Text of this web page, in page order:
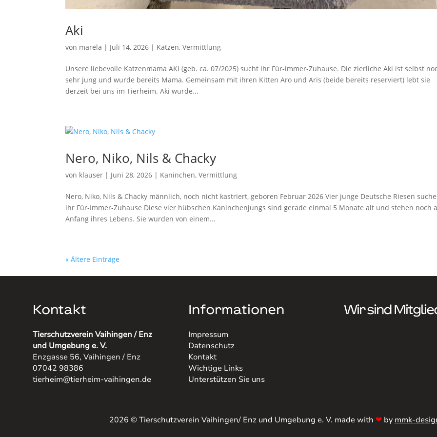
Aki
von marela | Juli 14, 2026 | Katzen,Vermittlung
Unsere liebevolle Katzenmama AKI (geb. ca. 07/2025) sucht ihr Für-immer-Zuhause. Die zierliche Aki ist selbst
sehr jung und wurde bereits Mama. Gemeinsam mit ihren Kitten Aro und Aris (beide bereits reserviert) lebt sie
derzeit bei uns im Tierheim. Aki wurde...
Nero, Niko, Nils & Chacky
von klauser | Juni 28, 2026 | Kaninchen,Vermittlung
Nero, Niko, Nils & Chacky männlich, noch nicht kastriert, geboren Februar 2026 Vier junge Deutsche Riesen
ihr Für-Immer-Zuhause Diese vier hübschen Kaninchenjungs sind gerade einmal 5 Monate alt und stehen noch
Anfang ihres Lebens. Sie wurden von einem...
« Ältere Einträge
Kontakt
Tierschutzverein Vaihingen / Enz
und Umgebung e. V.
Enzgasse 56, Vaihingen / Enz
07042 98386
tierheim@tierheim-vaihingen.de
Informationen
Impressum
Datenschutz
Kontakt
Wichtige Links
Unterstützen Sie uns
Wir sind
2026 © Tierschutzverein Vaihingen/ Enz und Umgebung e. V. made with ❤by mmk-